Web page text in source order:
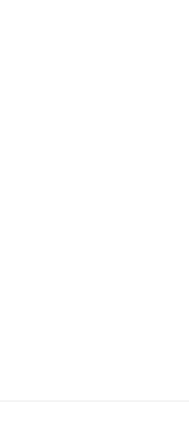
Group / Tokyo University